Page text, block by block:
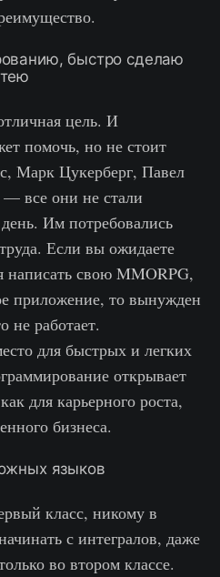
быстро сделаю
цель. И
помочь, но не стоит
Марк Цукерберг, Павел
все они не стали
Им потребовались
Если вы ожидаете
написать свою MMORPG,
приложение, то вынужден
не работает.
для быстрых и легких
открывает
для карьерного роста,
бизнеса.
языков
класс, никому в
с интегралов, даже
во втором классе.